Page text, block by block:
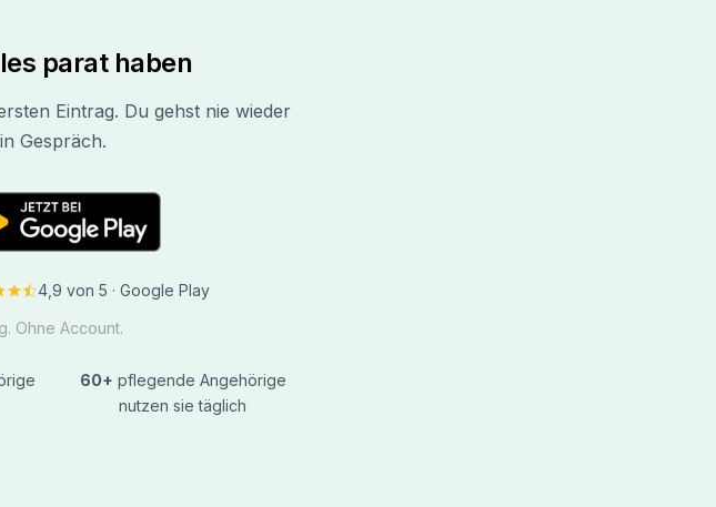
parat haben
Eintrag. Du gehst nie wieder
Gespräch.
4,9 von 5 · Google Play
Ohne Account.
60+ pflegende Angehörige
nutzen sie täglich